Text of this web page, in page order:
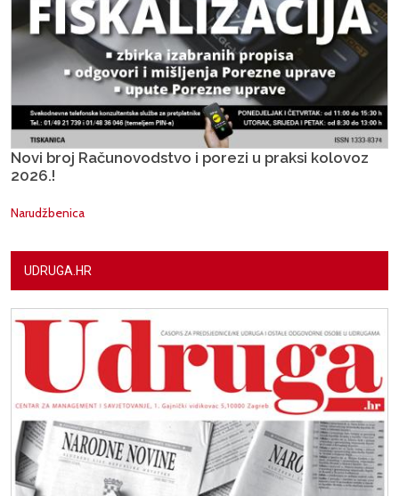
Novi broj Računovodstvo i porezi u praksi kolovoz
2026.!
Narudžbenica
UDRUGA.HR